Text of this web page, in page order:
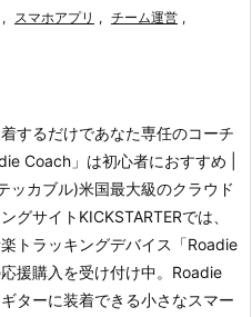
, スマホアプリ , チーム運営 ,
するだけであなた専任のコーチ
Coach」は初心者におすすめ |
ッカブル)米国最大級のクラウド
グサイトKICKSTARTERでは、
トラッキングデバイス「Roadie
援購入を受け付け中。 Roadie
ターに装着できる小さなスマー